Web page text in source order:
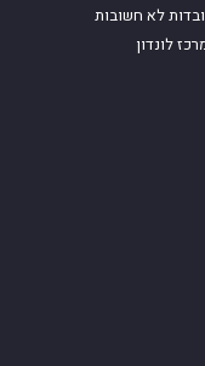
לא חשובות
לונדון